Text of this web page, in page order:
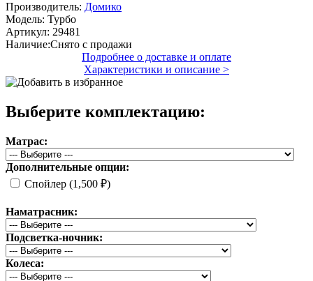
Производитель: Домико
Модель: Турбо
Артикул: 29481
Наличие:Снято с продажи
Подробнее о доставке и оплате
Характеристики и описание >
Выберите комплектацию:
Матрас:
Дополнительные опции:
Спойлер (1,500 ₽)
Наматрасник:
Подсветка-ночник:
Колеса: